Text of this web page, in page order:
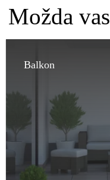
Možda
Balkon